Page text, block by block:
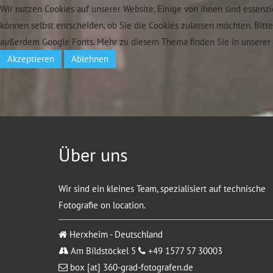
Über uns
Wir sind ein kleines Team, spezialisiert auf technische
Fotografie on location.
Herxheim - Deutschland
Am Bildstöckel 5
+49 1577 57 30003
box [at] 360-grad-fotografen.de
Wir nutzen Cookies auf unserer Website. Einige von ihnen sind
können selbst entscheiden, ob Sie die Cookies zulassen möchten.
außerdem Google Fonts. Mehr zu diesem Thema finden Sie in
Akzeptieren
Ablehnen